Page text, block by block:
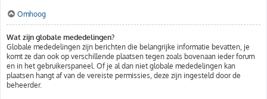
Omhoog
Wat zijn globale mededelingen?
Globale mededelingen zijn berichten die belangrijke informatie bevatten, je
komt ze dan ook op verschillende plaatsen tegen zoals bovenaan ieder forum
en in het gebruikerspaneel. Of je al dan niet globale mededelingen kan
plaatsen hangt af van de vereiste permissies, deze zijn ingesteld door de
beheerder.